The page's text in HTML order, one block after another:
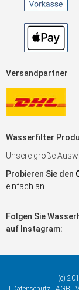
Versandpartner
Wasserfilter
Unsere große
Probieren Sie den
einfach an
Folgen Sie
auf Instagram:
(c)